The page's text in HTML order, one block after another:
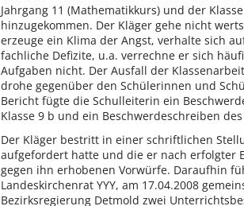
Jahrgang 11 (Mathematikkurs) und der
hinzugekommen. Der Kläger gehe nicht
erzeuge ein Klima der Angst, verhalte sich
fachliche Defizite, u.a. verrechne er sich
Aufgaben nicht. Der Ausfall der
drohe gegenüber den Schülerinnen und
Bericht fügte die Schulleiterin ein
Klasse 9 b und ein Beschwerdeschreiben
Der Kläger bestritt in einer schriftlichen
aufgefordert hatte und die er nach erfolgter
gegen ihn erhobenen Vorwürfe. Daraufhin
Landeskirchenrat YYY, am 17.04.2008
Bezirksregierung Detmold zwei